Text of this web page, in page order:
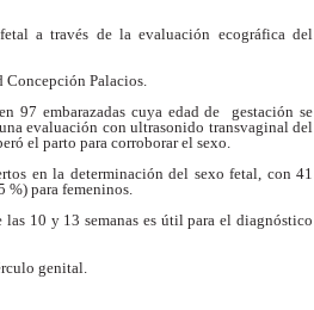
a través de la evaluación ecográfica del
Palacios.
97 embarazadas cuya edad de gestación se
evaluación con ultrasonido transvaginal del
el parto para corroborar el sexo.
en la determinación del sexo fetal, con 41
%) para femeninos.
10 y 13 semanas es útil para el diagnóstico
genital.